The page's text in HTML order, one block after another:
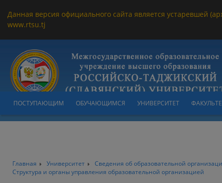
Данная версия официального сайта является устаревшей
www.rtsu.tj
ПОСТУПАЮЩИМ ОБУЧАЮЩИМСЯ УНИВЕРСИТЕТ
Главная Университет
Сведения об образовательной
Структура и органы управления образовательной организацией